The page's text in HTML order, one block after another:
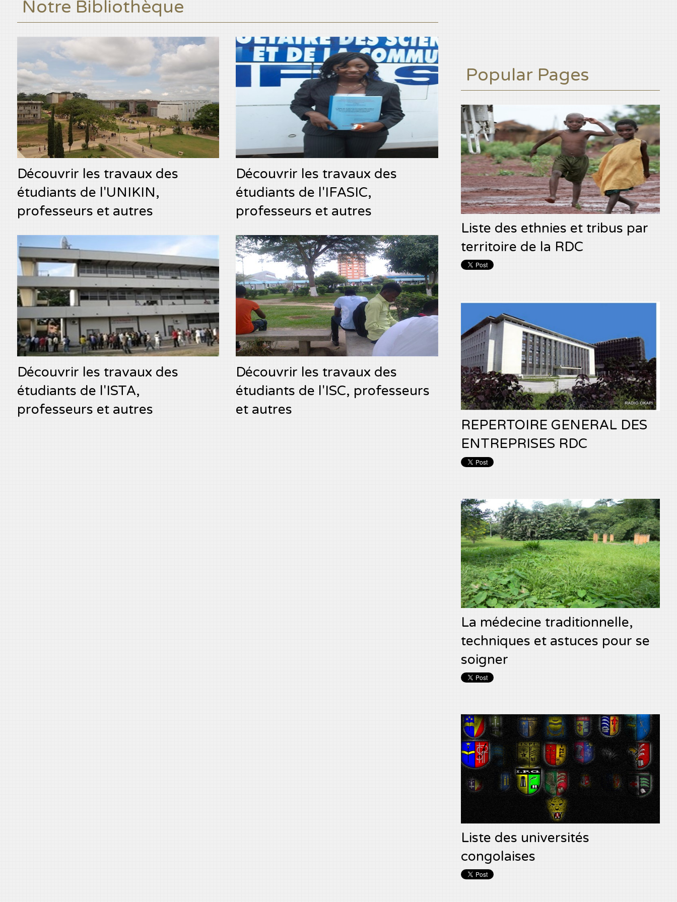
Notre Bibliothèque
Découvrir les travaux des
étudiants de l'UNIKIN,
professeurs et autres
Découvrir les travaux des
étudiants de l'IFASIC,
professeurs et autres
Découvrir les travaux des
étudiants de l'ISTA,
professeurs et autres
Découvrir les travaux des
étudiants de l'ISC, professeurs
et autres
Popular Pages
Liste des ethnies et tribus par
territoire de la RDC
REPERTOIRE GENERAL DES
ENTREPRISES RDC
La médecine traditionnelle,
techniques et astuces pour se
soigner
Liste des universités
congolaises